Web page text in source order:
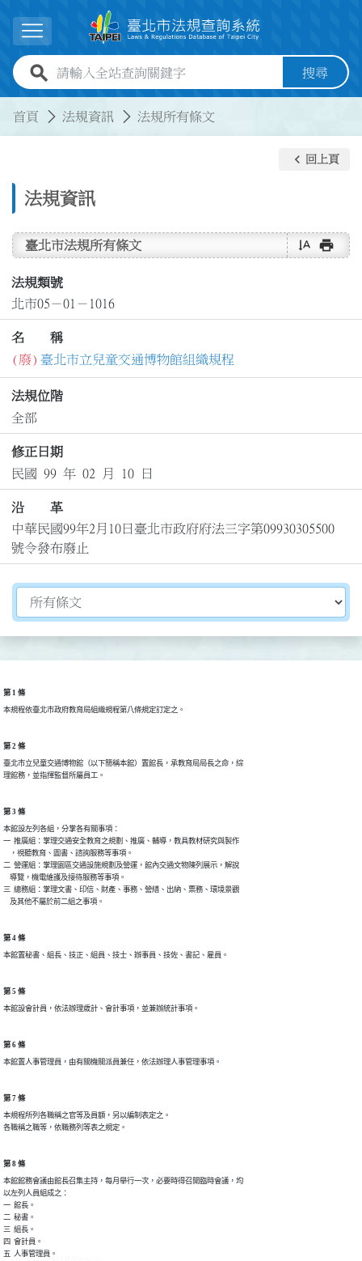
展開選單
全站查詢關鍵字欄位 搜尋
首頁 法規資訊 法規所有條文
法規資訊
keyboard_arrow_left 回上頁
臺北市法規所有條文 text_rotate_vertical print
法規類號
北市05－01－1016
名 稱
(廢) 臺北市立兒童交通博物館組織規程
法規位階
全部
修正日期
民國 99 年 02 月 10 日
沿 革
中華民國99年2月10日臺北市政府府法三字第09930305500
號令發布廢止
切換選擇法規資訊內容
第 1 條
本規程依臺北市政府教育局組織規程第八條規定訂定之。
第 2 條
臺北市立兒童交通博物館（以下簡稱本館）置館長，承教育局局長之命，綜
理館務，並指揮監督所屬員工。
第 3 條
本館設左列各組，分掌各有關事項：
一  推廣組：掌理交通安全教育之規劃、推廣、輔導，教具教材研究與製作
    ，視聽教育、圖書、諮詢服務等事項。
二  營運組：掌理園區交通設施規劃及營運，館內交通文物陳列展示，解說
    導覽，機電維護及接待服務等事項。
三  總務組：掌理文書、印信、財產、事務、營繕、出納、票務、環境景觀
    及其他不屬於前二組之事項。
第 4 條
本館置秘書、組長、技正、組員、技士、辦事員、技佐、書記、雇員。
第 5 條
本館設會計員，依法辦理歲計、會計事項，並兼辦統計事項。
第 6 條
本館置人事管理員，由有關機關派員兼任，依法辦理人事管理事項。
第 7 條
本規程所列各職稱之官等及員額，另以編制表定之。
各職稱之職等，依職務列等表之規定。
第 8 條
本館館務會議由館長召集主持，每月舉行一次，必要時得召開臨時會議，均
以左列人員組成之：
一  館長。
二  秘書。
三  組長。
四  會計員。
五  人事管理員。